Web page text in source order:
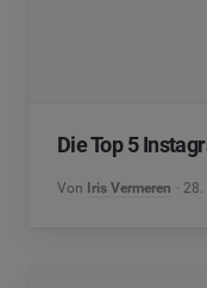
Die Top 5
Von Iris Vermeren